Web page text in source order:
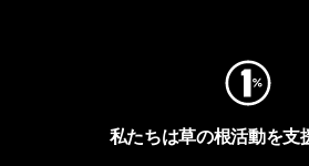
私たちは草の根活動を支